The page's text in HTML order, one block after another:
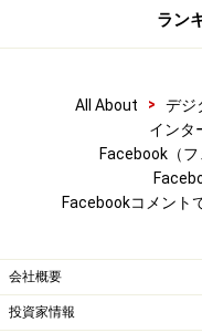
ラン
All About > デジ
インタ
Facebook（
Facebookコメント
会社概要
投資家情報